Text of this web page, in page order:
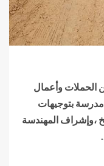
وأعمال
بتوجيهات
،وإشراف المهندسة